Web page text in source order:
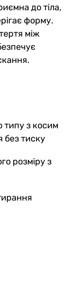
до тіла,
форму.
між
типу з косим
без тиску
розміру з